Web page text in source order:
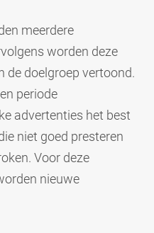
meerdere
worden deze
de doelgroep vertoond.
periode
advertenties het best
niet goed presteren
Voor deze
nieuwe